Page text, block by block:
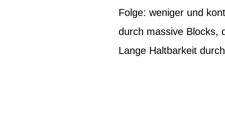
Folge: weniger und
durch massive Blocks,
Lange Haltbarkeit